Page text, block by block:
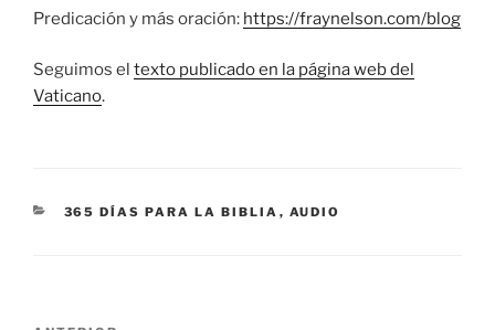
Predicación y más oración: https://fraynelson.com/blog
Seguimos el texto publicado en la página web del
Vaticano.
CATEGORÍAS
365 DÍAS PARA LA BIBLIA , AUDIO